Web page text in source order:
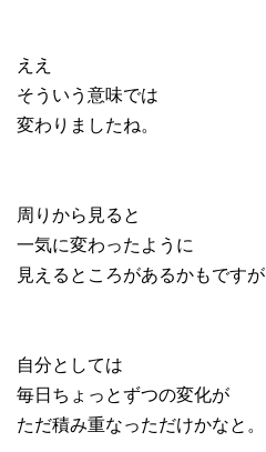
ええ
そういう意味では
変わりましたね。
周りから見ると
一気に変わったように
見えるところがあるかもですが
自分としては
毎日ちょっとずつの変化が
ただ積み重なっただけかなと。